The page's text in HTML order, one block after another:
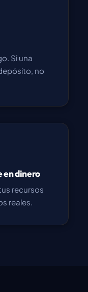
Si una
no
en dinero
recursos
reales.